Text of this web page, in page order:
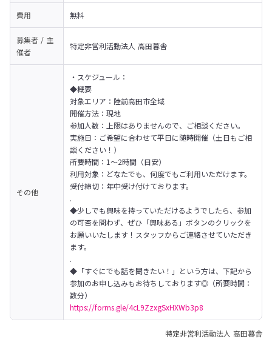
費用 無料
募集者 / 主
催者
特定非営利活動法人 高田暮舎
その他
・スケジュール：
◆概要
対象エリア：陸前高田市全域
開催方法：現地
参加人数：上限はありませんので、ご相談ください。
実施日：ご希望に合わせて平日に随時開催（土日もご相
談ください！）
所要時間：1～2時間（目安）
利用対象：どなたでも、何度でもご利用いただけます。
受付締切：年中受け付けております。
.
◆少しでも興味を持っていただけるようでしたら、参加
の可否を問わず、ぜひ「興味ある」ボタンのクリックを
お願いいたします！スタッフからご連絡させていただき
ます。
.
◆「すぐにでも話を聞きたい！」という方は、下記から
参加のお申し込みもお待ちしております◎（所要時間：
https://forms.gle/4cL9ZzxgSxHXWb3p8
特定非営利活動法人 高田暮舎